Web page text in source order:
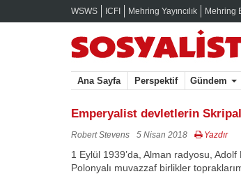
WSWS ICFI Mehring Yayıncılık Mehring
Ana Sayfa Perspektif Gündem
Emperyalist devletlerin Skripal
Robert Stevens 5 Nisan 2018 Yazdır
1 Eylül 1939’da, Alman radyosu, Adolf
Polonyalı muvazzaf birlikler